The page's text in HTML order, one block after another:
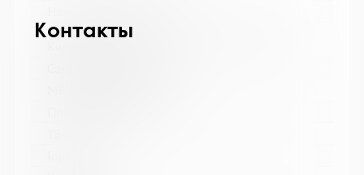
Контакты
"Централизованная библиотечная система" г.